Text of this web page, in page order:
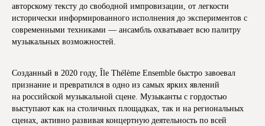
авторскому тексту до свободной импровизации, от легкости
исторически информированного исполнения до экспериментов с
современными техниками — ансамбль охватывает всю палитру
музыкальных возможностей.
Созданный в 2020 году, Île Thélème Ensemble быстро завоевал
признание и превратился в одно из самых ярких явлений
на российской музыкальной сцене. Музыканты с гордостью
выступают как на столичных площадках, так и на региональных
сценах, активно развивая концертную деятельность по всей